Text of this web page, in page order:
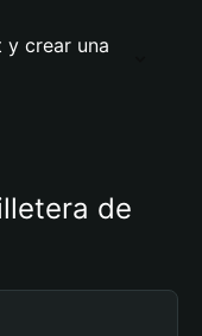
y crear una
de